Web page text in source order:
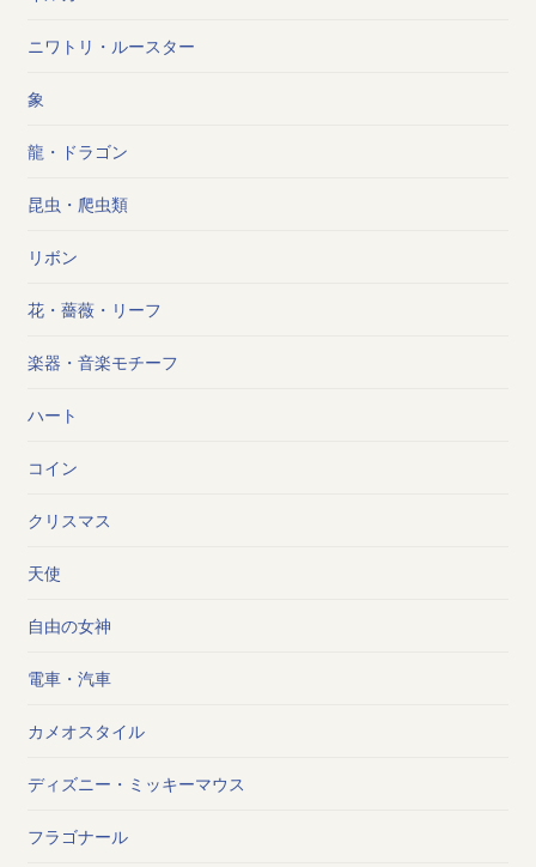
ニワトリ・ルースター
象
龍・ドラゴン
昆虫・爬虫類
リボン
花・薔薇・リーフ
楽器・音楽モチーフ
ハート
コイン
クリスマス
天使
自由の女神
電車・汽車
カメオスタイル
ディズニー・ミッキーマウス
フラゴナール